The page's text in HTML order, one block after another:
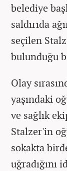
belediye
saldırıda
seçilen
bulunduğu
Olay
yaşındaki
ve sağlık
Stalzer'in
sokakta
uğradığını